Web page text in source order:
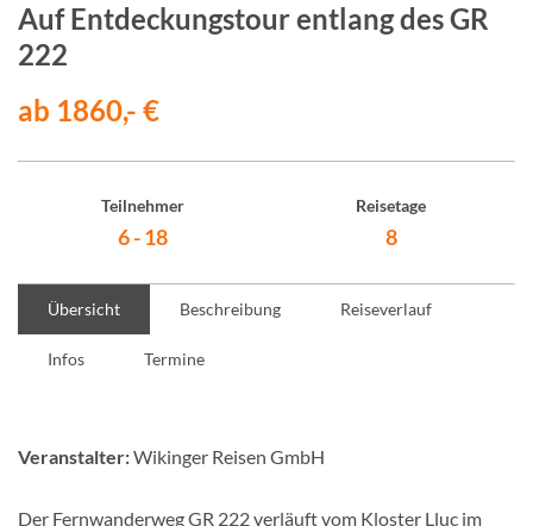
Auf Entdeckungstour entlang des GR
222
ab 1860,- €
Teilnehmer
6 - 18
Reisetage
8
Übersicht Beschreibung Reiseverlauf
Infos Termine
Veranstalter:Wikinger Reisen GmbH
Der Fernwanderweg GR 222 verläuft vom Kloster Lluc im